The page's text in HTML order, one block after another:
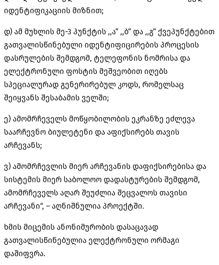
იდენტიფიკაციის მიზნით;
დ) ამ მუხლის მე-3 პუნქტის ,,ა” ,,ბ” და ,,გ” ქვეპუნქტებით
გათვალისწინებული იდენტიფიცირების პროცესის
დასრულების შემდგომ, ტელეფონის ნომრისა და
ელექტრონული ფოსტის მეშვეობით იღებს
სპეციალურად გენერირებულ კოდს, რომელსაც
შეიყვანს შესაბამის ველში;
ე) ამომრჩეველს მოწყობილობის ეკრანზე ეძლევა
საარჩევნო ბიულეტენი და აფიქსირებს თავის
არჩევანს;
ვ) ამომრჩევლის მიერ არჩევანის დაფიქსირებისა და
სისტემის მიერ საბოლოო დადასტურების შემდგომ,
ამომრჩეველს აღარ შეუძლია შეცვალოს თავისი
არჩევანი“, – აღნიშნულია პროექტში.
ხმის მიცემის ანონიმურობის დასაცავად
გათვალისწინებულია ელექტრონული ორმაგი
დაშიფვრა.